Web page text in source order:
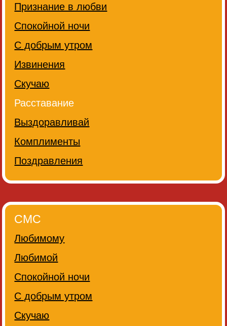
Признание в любви
Спокойной ночи
С добрым утром
Извинения
Скучаю
Расставание
Выздоравливай
Комплименты
Поздравления
СМС
Любимому
Любимой
Спокойной ночи
С добрым утром
Скучаю